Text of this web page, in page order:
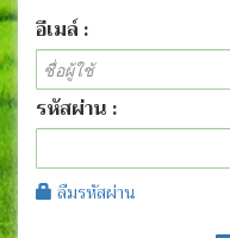
อีเมล์ :
รหัสผ่าน :
ลืมรหัสผ่าน